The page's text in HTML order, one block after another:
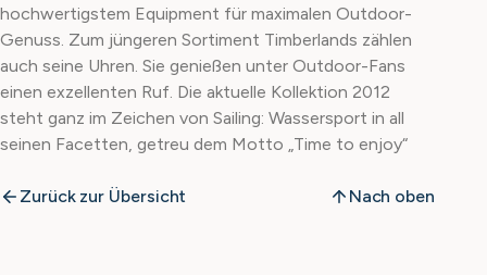
hochwertigstem Equipment für maximalen Outdoor-
Genuss. Zum jüngeren Sortiment Timberlands zählen
auch seine Uhren. Sie genießen unter Outdoor-Fans
einen exzellenten Ruf. Die aktuelle Kollektion 2012
steht ganz im Zeichen von Sailing: Wassersport in all
seinen Facetten, getreu dem Motto „Time to enjoy“
Zurück zur Übersicht Nach oben